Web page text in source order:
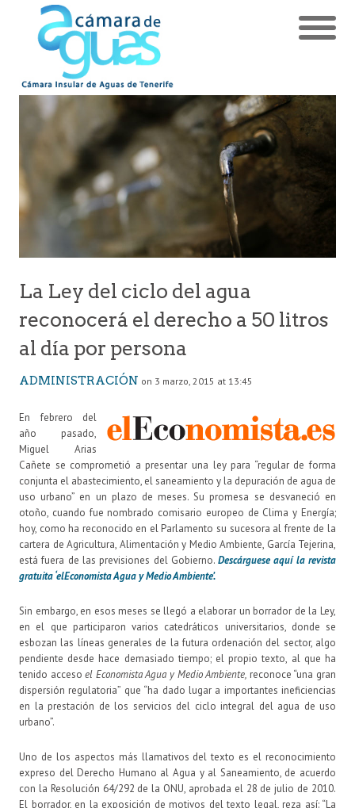
La Ley del ciclo del agua
reconocerá el derecho a 50 litros
al día por persona
ADMINISTRACIÓN on 3 marzo, 2015 at 13:45
En febrero del
año pasado,
Miguel Arias
Cañete se comprometió a presentar una ley para “regular de forma
conjunta el abastecimiento, el saneamiento y la depuración de agua de
uso urbano” en un plazo de meses. Su promesa se desvaneció en
otoño, cuando fue nombrado comisario europeo de Clima y Energía;
hoy, como ha reconocido en el Parlamento su sucesora al frente de la
cartera de Agricultura, Alimentación y Medio Ambiente, García Tejerina,
está fuera de las previsiones del Gobierno.Descárguese aquí la revista
gratuita ‘elEconomista Agua y Medio Ambiente’.
Sin embargo, en esos meses se llegó a elaborar un borrador de la Ley,
en el que participaron varios catedráticos universitarios, donde se
esbozan las líneas generales de la futura ordenación del sector, algo
pendiente desde hace demasiado tiempo; el propio texto, al que ha
tenido acceso el Economista Agua y Medio Ambiente, reconoce “una gran
dispersión regulatoria” que “ha dado lugar a importantes ineficiencias
en la prestación de los servicios del ciclo integral del agua de uso
urbano”.
Uno de los aspectos más llamativos del texto es el reconocimiento
expreso del Derecho Humano al Agua y al Saneamiento, de acuerdo
con la Resolución 64/292 de la ONU, aprobada el 28 de julio de 2010.
El borrador, en la exposición de motivos del texto legal, reza así: “La